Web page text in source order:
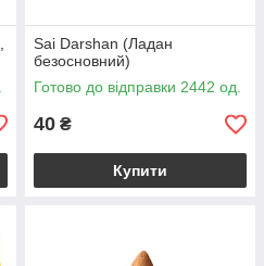
Sai Darshan (Ладан
безосновний)
Готово до відправки 2442 од.
40 ₴
Купити